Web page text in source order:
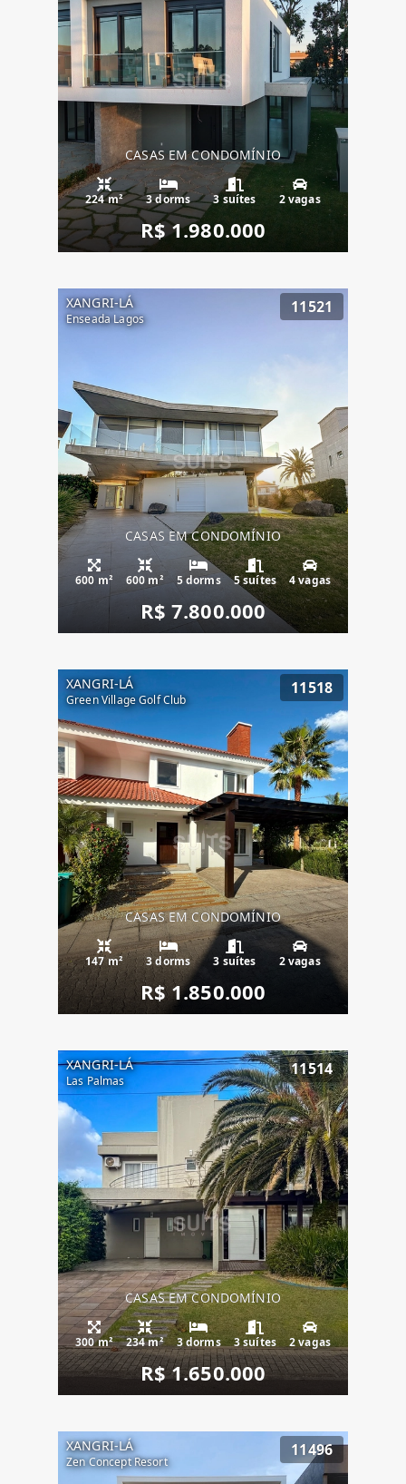
CASAS EM CONDOMÍNIO
224 m² 3 dorms 3 suítes 2 vagas
R$ 1.980.000
XANGRI-LÁ
Enseada Lagos
11521
CASAS EM CONDOMÍNIO
600 m² 600 m² 5 dorms 5 suítes 4 vagas
R$ 7.800.000
XANGRI-LÁ
Green Village Golf Club
11518
CASAS EM CONDOMÍNIO
147 m² 3 dorms 3 suítes 2 vagas
R$ 1.850.000
XANGRI-LÁ
Las Palmas
11514
CASAS EM CONDOMÍNIO
300 m² 234 m² 3 dorms 3 suítes 2 vagas
R$ 1.650.000
XANGRI-LÁ
Zen Concept Resort
11496